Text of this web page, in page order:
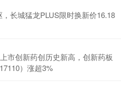
长城猛龙PLUS限时换新价16.18
市创新药创历史新高，创新药板
）涨超3%